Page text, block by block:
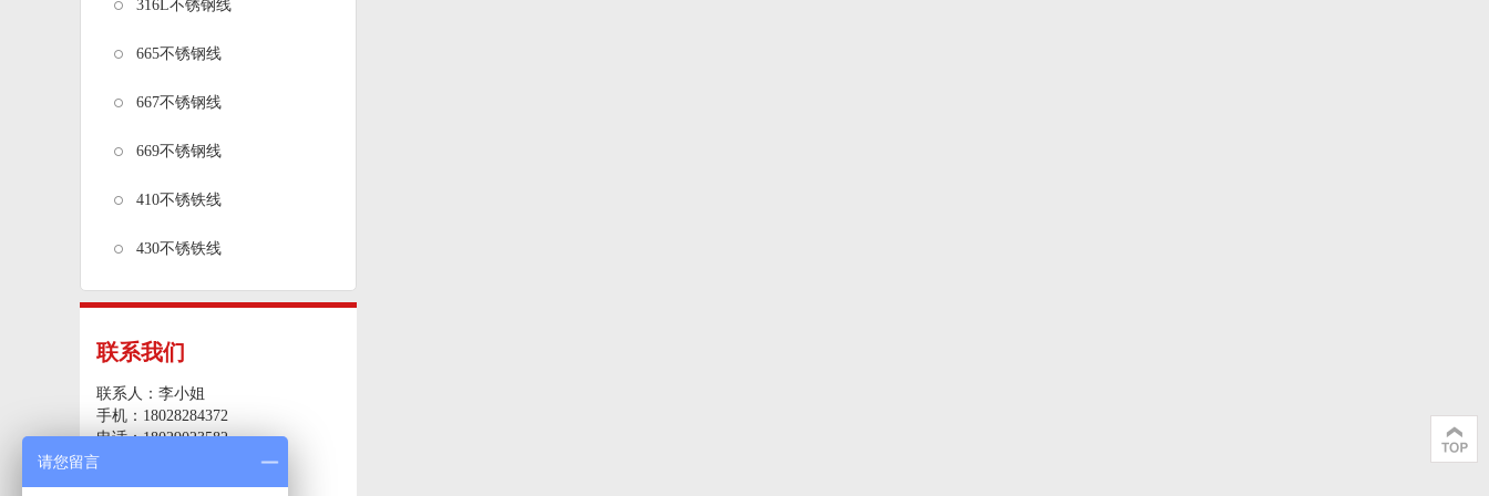
316L不锈钢线
665不锈钢线
667不锈钢线
669不锈钢线
410不锈铁线
430不锈铁线
联系我们
联系人：李小姐
手机：18028284372
电话：18029023582
传真：0769-82285151
请您留言